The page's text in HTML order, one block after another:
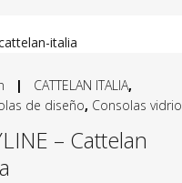
| CATTELAN ITALIA,
de diseño, Consolas vidrio
– Cattelan